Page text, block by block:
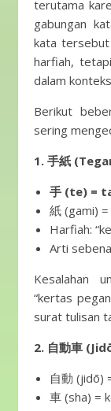
terutama
gabungan
kata
harfiah,
dalam
Berikut
sering
1. 手紙
手 (te) =
紙 (gami)
Harfiah:
Arti
Kesalahan
“kertas
surat tulisan
2. 自動車
自動 (jidō)
車 (sha) =